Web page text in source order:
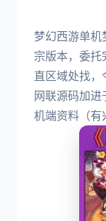
梦幻西游单机
宗版本，委
直区域处找
网联源码加
机端资料（有